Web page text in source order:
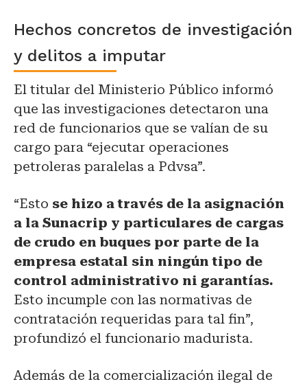
Hechos concretos de investigación
y delitos a imputar
El titular del Ministerio Público informó
que las investigaciones detectaron una
red de funcionarios que se valían de su
cargo para “ejecutar operaciones
petroleras paralelas a Pdvsa”.
“Esto se hizo a través de la asignación
a la Sunacrip y particulares de cargas
de crudo en buques por parte de la
empresa estatal sin ningún tipo de
control administrativo ni garantías.
Esto incumple con las normativas de
contratación requeridas para tal fin”,
profundizó el funcionario madurista.
Además de la comercialización ilegal de